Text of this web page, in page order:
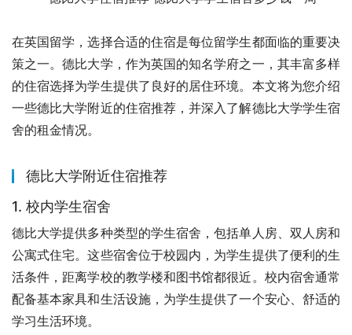
在英国留学，选择合适的住宿是每位留学生都面临的重要决
策之一。德比大学，作为英国的知名学府之一，其丰富多样
的住宿选择为学生提供了良好的居住环境。本文将为您介绍
一些德比大学附近的住宿推荐，并深入了解德比大学学生宿
舍的租金情况。
德比大学附近住宿推荐
1. 校内学生宿舍
德比大学提供多种类型的学生宿舍，包括单人房、双人房和
公寓式住宅。这些宿舍位于校园内，为学生提供了便利的生
活条件，距离学校的教学楼和图书馆都很近。校内宿舍通常
配备基本家具和生活设施，为学生提供了一个安心、舒适的
学习生活环境。